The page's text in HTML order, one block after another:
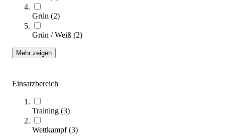
Grün (2)
Grün / Weiß (2)
Mehr zeigen
Einsatzbereich
Training (3)
Wettkampf(3)
Zum Ratgeber
Kategorien & Filter
Sortieren nach